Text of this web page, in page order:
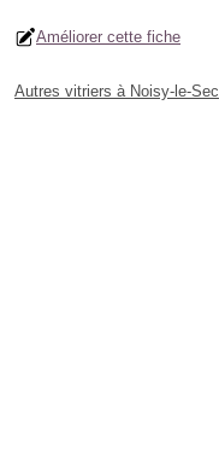
Améliorer cette fiche
Autres vitriers à Noisy-le-Sec